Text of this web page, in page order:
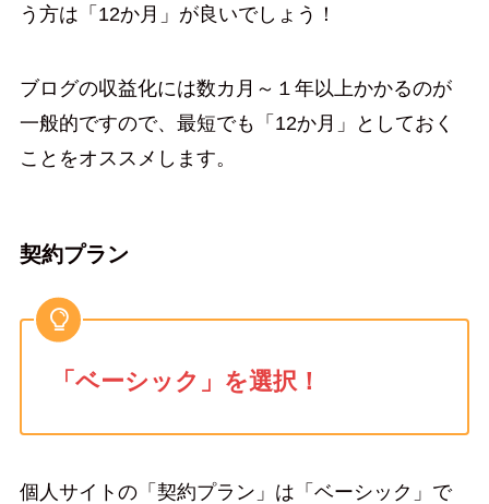
う方は「12か月」が良いでしょう！
ブログの収益化には数カ月～１年以上かかるのが
一般的ですので、最短でも「12か月」としておく
ことをオススメします。
契約プラン
「ベーシック」を選択！
個人サイトの「契約プラン」は「ベーシック」で